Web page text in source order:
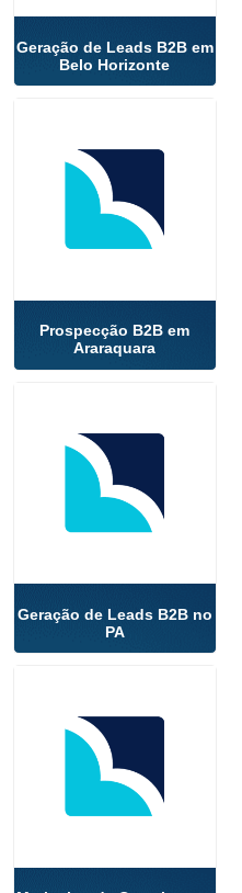
Geração de Leads B2B em
Belo Horizonte
Prospecção B2B em
Araraquara
Geração de Leads B2B no
PA